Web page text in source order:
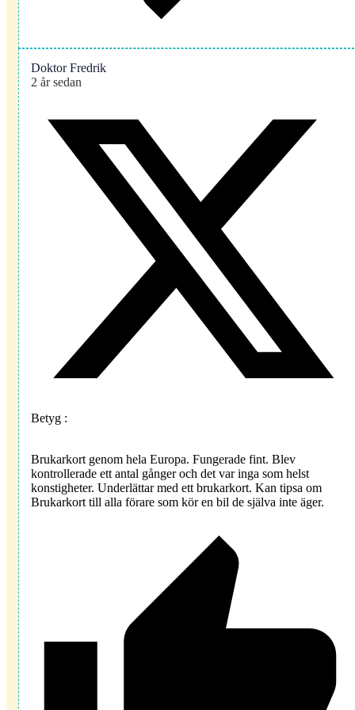
Doktor Fredrik
2 år sedan
Betyg :
Brukarkort genom hela Europa. Fungerade fint. Blev
kontrollerade ett antal gånger och det var inga som helst
konstigheter. Underlättar med ett brukarkort. Kan tipsa om
Brukarkort till alla förare som kör en bil de själva inte äger.